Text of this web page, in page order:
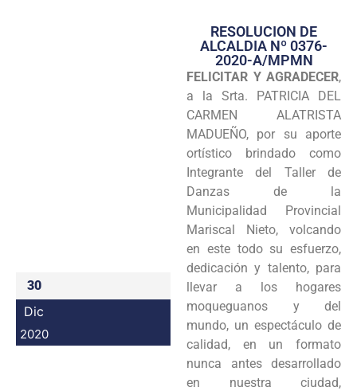
Transparencia
Seguridad
Programas
Intranet
30
Dic
2020
RESOLUCION DE
ALCALDIA Nº 0376-
2020-A/MPMN
FELICITAR Y AGRADECER,
a la Srta. PATRICIA DEL
CARMEN ALATRISTA
MADUEÑO, por su aporte
ortístico brindado como
Integrante del Taller de
Danzas de la
Municipalidad Provincial
Mariscal Nieto, volcando
en este todo su esfuerzo,
dedicación y talento, para
llevar a los hogares
moqueguanos y del
mundo, un espectáculo de
calidad, en un formato
nunca antes desarrollado
en nuestra ciudad,